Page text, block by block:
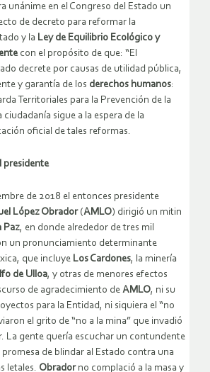
unánime en el Congreso del Estado un
de decreto para reformar la
y la Ley de Equilibrio Ecológico y
con el propósito de que: “El
decrete por causas de utilidad pública,
y garantía de los derechos humanos:
Territoriales para la Prevención de la
sigue a la espera de la
oficial de tales reformas.
presidente
de 2018 el entonces presidente
López Obrador(AMLO) dirigió un mitin
Paz, en donde alrededor de tres mil
un pronunciamiento determinante
que incluye Los Cardones, la minería
de Ulloa, y otras de menores efectos
de agradecimiento de AMLO, ni su
para la Entidad, ni siquiera el “no
el grito de “no a la mina” que invadió
La gente quería escuchar un contundente
promesa de blindar al Estado contra una
letales. Obradorno complació a la masa y